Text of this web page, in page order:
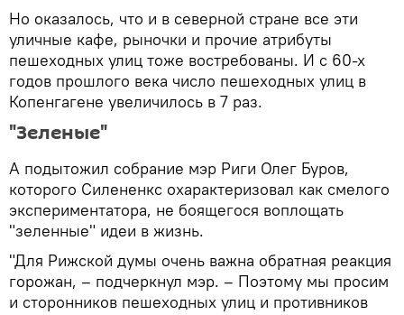
Но оказалось, что и в северной стране все эти
уличные кафе, рыночки и прочие атрибуты
пешеходных улиц тоже востребованы. И с 60-х
годов прошлого века число пешеходных улиц в
Копенгагене увеличилось в 7 раз.
"Зеленые"
А подытожил собрание мэр Риги Олег Буров,
которого Силененкс охарактеризовал как смелого
экспериментатора, не боящегося воплощать
"зеленные" идеи в жизнь.
"Для Рижской думы очень важна обратная реакция
горожан, – подчеркнул мэр. – Поэтому мы просим
и сторонников пешеходных улиц и противников